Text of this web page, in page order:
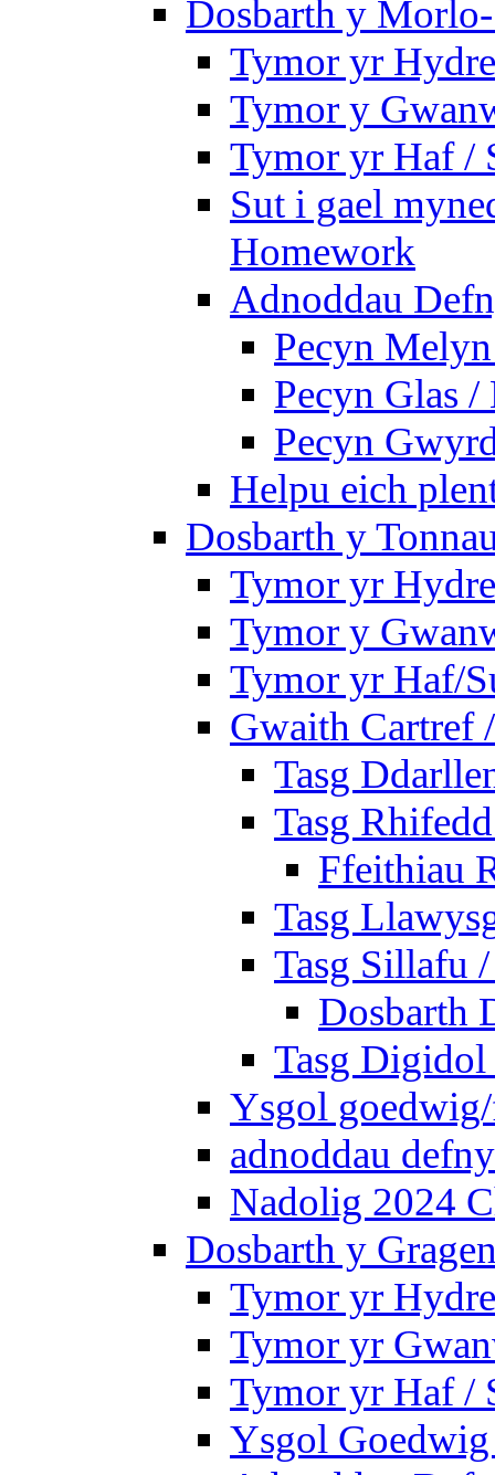
Dosbarth y
Tymor yr
Tymor y
Tymor yr Haf /
Sut i gael
Homework
Adnoddau
Pecyn
Pecyn Glas /
Pecyn
Helpu eich
Dosbarth y
Tymor yr
Tymor y
Tymor yr Haf/
Gwaith Cartref
Tasg
Tasg
Ffeithiau
Tasg
Tasg Sillafu
Dosbarth
Tasg
Ysgol
adnoddau
Nadolig 2024
Dosbarth y
Tymor yr
Tymor yr
Tymor yr Haf /
Ysgol